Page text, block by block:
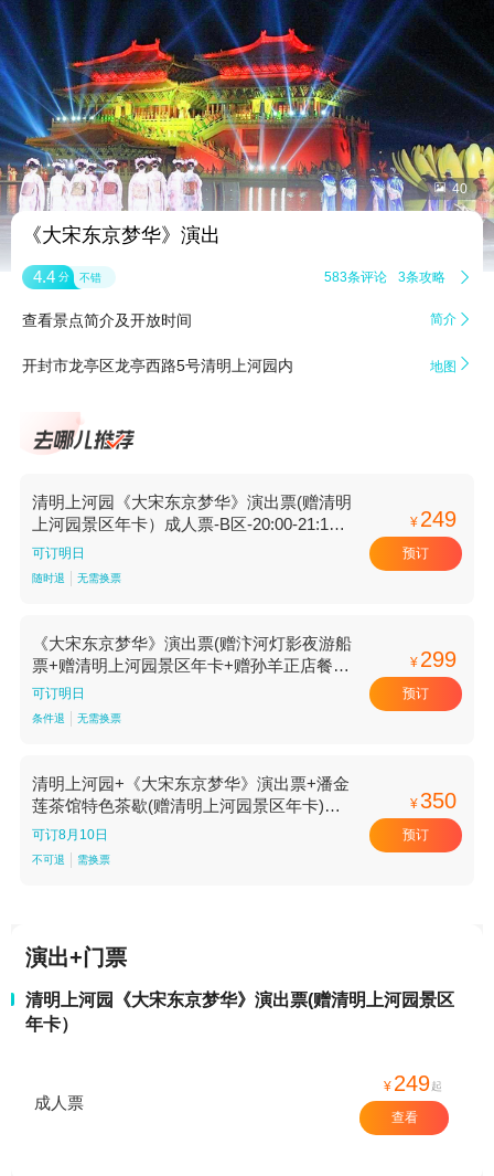
 40
《大宋东京梦华》演出
4.4 分 不错 583条评论 3条攻略 
查看景点简介及开放时间 简介 
开封市龙亭区龙亭西路5号清明上河园内 地图 
清明上河园《大宋东京梦华》演出票(赠清明
上河园景区年卡）成人票-B区-20:00-21:10
场【20:00-21:10场 B区】
可订明日
随时退 无需换票
¥ 249
预订
《大宋东京梦华》演出票(赠汴河灯影夜游船
票+赠清明上河园景区年卡+赠孙羊正店餐厅
优惠券)成人票-第二场-演出A区随机座位
【第二场 演出A区随机座位】
可订明日
条件退 无需换票
¥ 299
预订
清明上河园+《大宋东京梦华》演出票+潘金
莲茶馆特色茶歇(赠清明上河园景区年卡)成
人票-演出A区-金莲茶馆茶歇套餐【金莲茶馆
茶歇套餐 演出A区】
可订8月10日
不可退 需换票
¥350
预订
演出+门票
清明上河园《大宋东京梦华》演出票(赠清明上河园景区
年卡）
成人票
¥ 249起
查看
